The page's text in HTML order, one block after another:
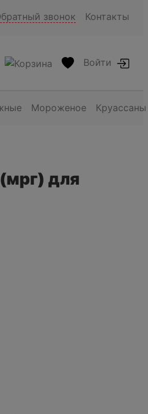
звонок Контакты
Войти
Мороженое Круассаны
для